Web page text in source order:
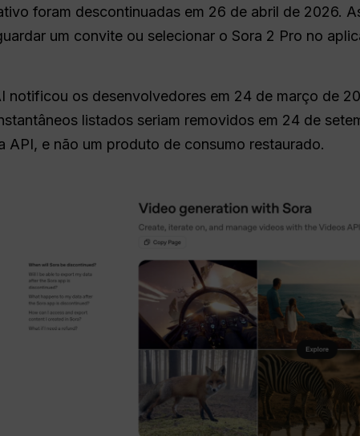
foram descontinuadas em 26 de abril de 2026.
um convite ou selecionar o Sora 2 Pro no
notificou os desenvolvedores em 24 de março de
listados seriam removidos em 24 de
API, e não um produto de consumo restaurado.